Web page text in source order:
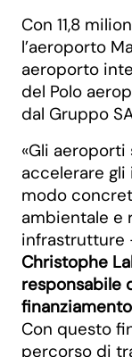
Con 11,8
l’aeroporto
aeroporto
del Polo
dal Gruppo
«Gli
accelerare
modo
ambientale e
infrastrutture
Christophe
responsabile
finanziamento
Con questo
percorso di